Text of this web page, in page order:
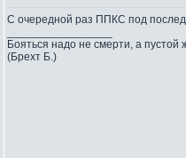
С очередной раз ППКС под
Бояться надо не смерти, а пустой
(Брехт Б.)